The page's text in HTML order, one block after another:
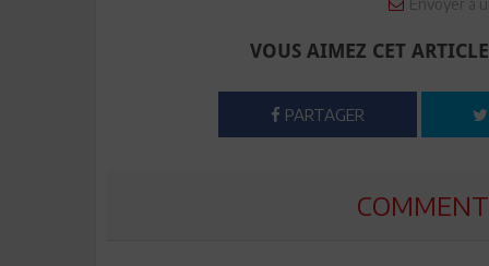
VOUS AIMEZ CET
PARTAGER